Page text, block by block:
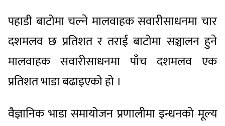
पहाडी बाटोमा चल्ने मालवाहक सवारीसाधनमा चार
दशमलव छ प्रतिशत र तराई बाटोमा सञ्चालन हुने
मालवाहक सवारीसाधनमा पाँच दशमलव एक
प्रतिशत भाडा बढाइएको हो ।
वैज्ञानिक भाडा समायोजन प्रणालीमा इन्धनको मूल्य